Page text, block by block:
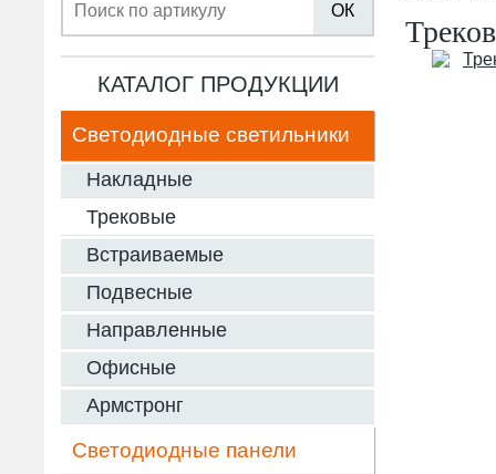
ОК
КАТАЛОГ ПРОДУКЦИИ
Светодиодные светильники
Накладные
Трековые
Встраиваемые
Подвесные
Направленные
Офисные
Армстронг
Светодиодные панели